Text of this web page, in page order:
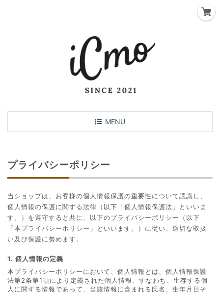
T
o
a
v
i
g
o
n
MENU
プライバシーポリシー
当ショップは、お客様の個人情報保護の重要性について認識し、
個人情報の保護に関する法律（以下「個人情報保護法」といいま
す。）を遵守すると共に、以下のプライバシーポリシー（以下
「本プライバシーポリシー」といいます。）に従い、適切な取扱
い及び保護に努めます。
1. 個人情報の定義
本プライバシーポリシーにおいて、個人情報とは、個人情報保護
法第2条第1項により定義された個人情報、すなわち、生存する個
人に関する情報であって、当該情報に含まれる氏名、生年月日そ